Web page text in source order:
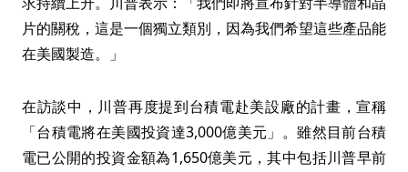
片的關稅，這是一個獨立類別，因為我們希望這些產品能
在美國製造。」
在訪談中，川普再度提到台積電赴美設廠的計畫，宣稱
「台積電將在美國投資達3,000億美元」。雖然目前台積
電已公開的投資金額為1,650億美元，其中包括川普早前